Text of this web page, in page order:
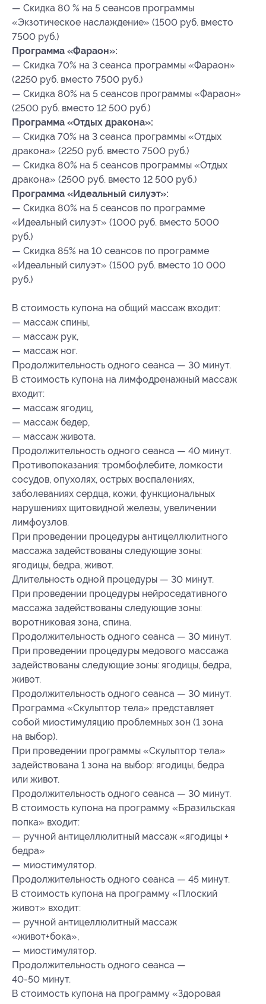
— Скидка 80 % на 5 сеансов программы
«Экзотическое наслаждение» (1500 руб. вместо
7500 руб.)
Программа «Фараон»:
— Скидка 70% на 3 сеанса программы «Фараон»
(2250 руб. вместо 7500 руб.)
— Скидка 80% на 5 сеансов программы «Фараон»
(2500 руб. вместо 12 500 руб.)
Программа «Отдых дракона»:
— Скидка 70% на 3 сеанса программы «Отдых
дракона» (2250 руб. вместо 7500 руб.)
— Скидка 80% на 5 сеансов программы «Отдых
дракона» (2500 руб. вместо 12 500 руб.)
Программа «Идеальный силуэт»:
— Скидка 80% на 5 сеансов по программе
«Идеальный силуэт» (1000 руб. вместо 5000
руб.)
— Скидка 85% на 10 сеансов по программе
«Идеальный силуэт» (1500 руб. вместо 10 000
руб.)
В стоимость купона на общий массаж входит:
— массаж спины,
— массаж рук,
— массаж ног.
Продолжительность одного сеанса — 30 минут.
В стоимость купона на лимфодренажный массаж
входит:
— массаж ягодиц,
— массаж бедер,
— массаж живота.
Продолжительность одного сеанса — 40 минут.
Противопоказания: тромбофлебите, ломкости
сосудов, опухолях, острых воспалениях,
заболеваниях сердца, кожи, функциональных
нарушениях щитовидной железы, увеличении
лимфоузлов.
При проведении процедуры антицеллюлитного
массажа задействованы следующие зоны:
ягодицы, бедра, живот.
Длительность одной процедуры — 30 минут.
При проведении процедуры нейроседативного
массажа задействованы следующие зоны:
воротниковая зона, спина.
Продолжительность одного сеанса — 30 минут.
При проведении процедуры медового массажа
задействованы следующие зоны: ягодицы, бедра,
живот.
Продолжительность одного сеанса — 30 минут.
Программа «Скульптор тела» представляет
собой миостимуляцию проблемных зон (1 зона
на выбор).
При проведении программы «Скульптор тела»
задействована 1 зона на выбор: ягодицы, бедра
или живот.
Продолжительность одного сеанса — 30 минут.
В стоимость купона на программу «Бразильская
попка» входит:
— ручной антицеллюлитный массаж «ягодицы +
бедра»
— миостимулятор.
Продолжительность одного сеанса — 45 минут.
В стоимость купона на программу «Плоский
живот» входит:
— ручной антицеллюлитный массаж
«живот+бока»,
— миостимулятор.
Продолжительность одного сеанса —
40-50 минут.
В стоимость купона на программу «Здоровая